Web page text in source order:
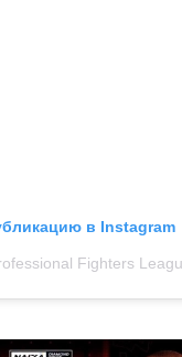
в Instagram
Fighters